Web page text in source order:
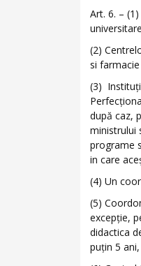
Art. 6. –
(2)
si
(3)
după caz,
ministrului
programe
in care
(4) Un
(5)
excepţie,
didactica
puţin 5